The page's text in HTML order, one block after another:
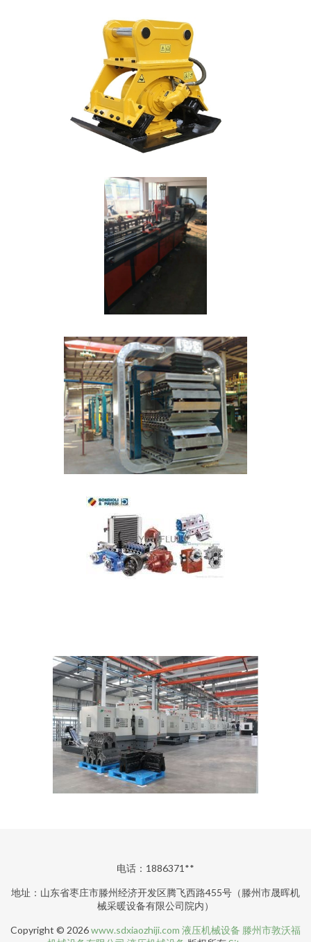
电话：1886371**
地址：山东省枣庄市滕州经济开发区腾飞西路455号（滕州市晟晖机
械采暖设备有限公司院内）
Copyright © 2026www.sdxiaozhiji.com 液压机械设备 滕州市敦沃福